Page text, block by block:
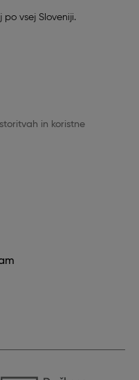
vsej Sloveniji.
in koristne